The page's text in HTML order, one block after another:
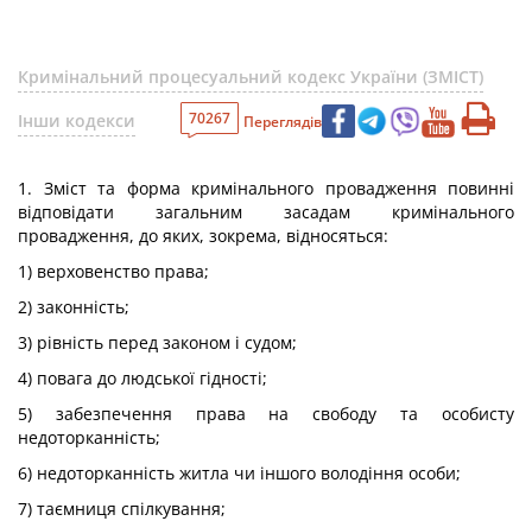
Кримінальний процесуальний кодекс України (ЗМІСТ)
Інши кодекси
70267 Переглядів
1. Зміст та форма кримінального провадження повинні
відповідати загальним засадам кримінального
провадження, до яких, зокрема, відносяться:
1) верховенство права;
2) законність;
3) рівність перед законом і судом;
4) повага до людської гідності;
5) забезпечення права на свободу та особисту
недоторканність;
6) недоторканність житла чи іншого володіння особи;
7) таємниця спілкування;